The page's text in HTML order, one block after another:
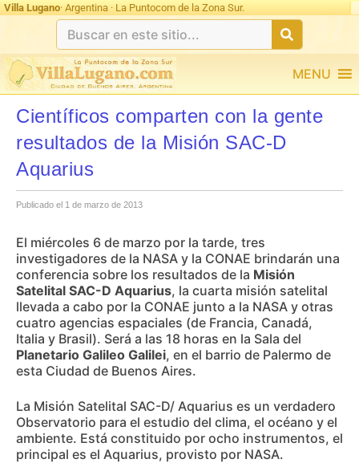
Villa Lugano· Argentina · La Puntocom de la Zona Sur.
MENU
Científicos comparten con la gente
resultados de la Misión SAC-D
Aquarius
Publicado el 1 de marzo de 2013
El miércoles 6 de marzo por la tarde, tres
investigadores de la NASA y la CONAE brindarán una
conferencia sobre los resultados de la Misión
Satelital SAC-D Aquarius, la cuarta misión satelital
llevada a cabo por la CONAE junto a la NASA y otras
cuatro agencias espaciales (de Francia, Canadá,
Italia y Brasil). Será a las 18 horas en la Sala del
Planetario Galileo Galilei, en el barrio de Palermo de
esta Ciudad de Buenos Aires.
La Misión Satelital SAC-D/ Aquarius es un verdadero
Observatorio para el estudio del clima, el océano y el
ambiente. Está constituido por ocho instrumentos, el
principal es el Aquarius, provisto por NASA.